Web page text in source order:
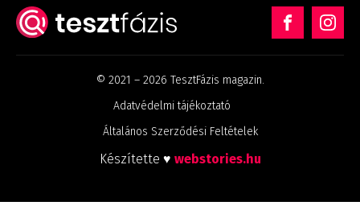
© 2021 – 2026 TesztFázis magazin.
Adatvédelmi tájékoztató
Általános Szerződési Feltételek
Készítette ♥ webstories.hu